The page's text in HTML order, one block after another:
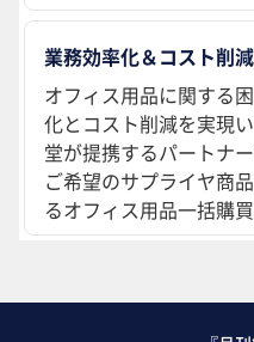
業務効率化＆コスト削
オフィス用品に関する
化とコスト削減を実現
堂が提携するパートナ
ご希望のサプライヤ商
るオフィス用品一括購